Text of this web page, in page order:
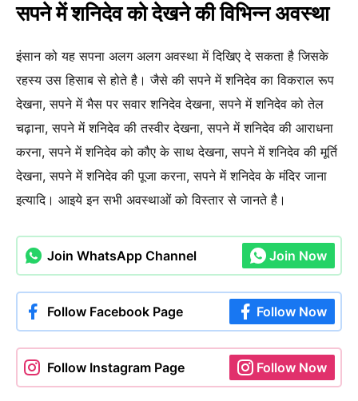
सपने में शनिदेव को देखने की विभिन्न अवस्था
इंसान को यह सपना अलग अलग अवस्था में दिखिए दे सकता है जिसके
रहस्य उस हिसाब से होते है। जैसे की सपने में शनिदेव का विकराल रूप
देखना, सपने में भैस पर सवार शनिदेव देखना, सपने में शनिदेव को तेल
चढ़ाना, सपने में शनिदेव की तस्वीर देखना, सपने में शनिदेव की आराधना
करना, सपने में शनिदेव को कौए के साथ देखना, सपने में शनिदेव की मूर्ति
देखना, सपने में शनिदेव की पूजा करना, सपने में शनिदेव के मंदिर जाना
इत्यादि। आइये इन सभी अवस्थाओं को विस्तार से जानते है।
Join WhatsApp Channel Join Now
Follow Facebook Page Follow Now
Follow Instagram Page Follow Now